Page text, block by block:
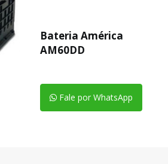
Bateria América
AM60DD
Fale por WhatsApp